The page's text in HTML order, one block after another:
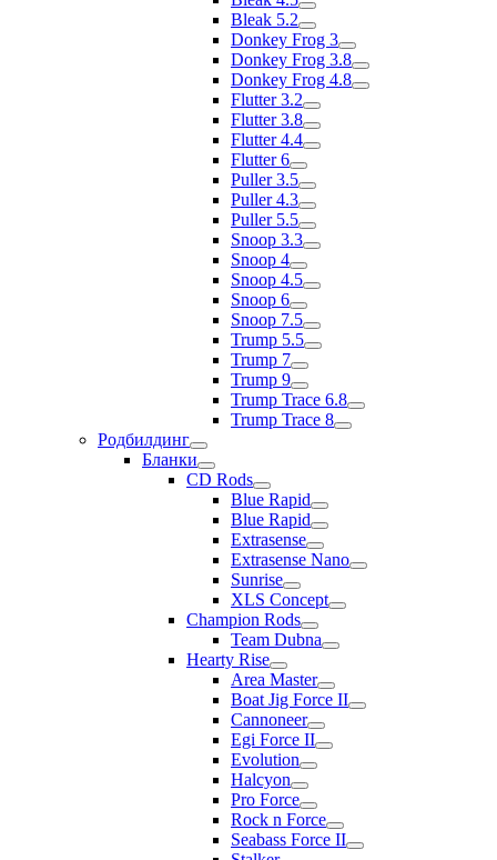
Bleak 5.2
Donkey Frog 3
Donkey Frog 3.8
Donkey Frog 4.8
Flutter 3.2
Flutter 3.8
Flutter 4.4
Flutter 6
Puller 3.5
Puller 4.3
Puller 5.5
Snoop 3.3
Snoop 4
Snoop 4.5
Snoop 6
Snoop 7.5
Trump 5.5
Trump 7
Trump 9
Trump Trace 6.8
Trump Trace 8
Родбилдинг
Бланки
CD Rods
Blue Rapid
Blue Rapid
Extrasense
Extrasense Nano
Sunrise
XLS Concept
Champion Rods
Team Dubna
Hearty Rise
Area Master
Boat Jig Force II
Cannoneer
Egi Force II
Evolution
Halcyon
Pro Force
Rock n Force
Seabass Force II